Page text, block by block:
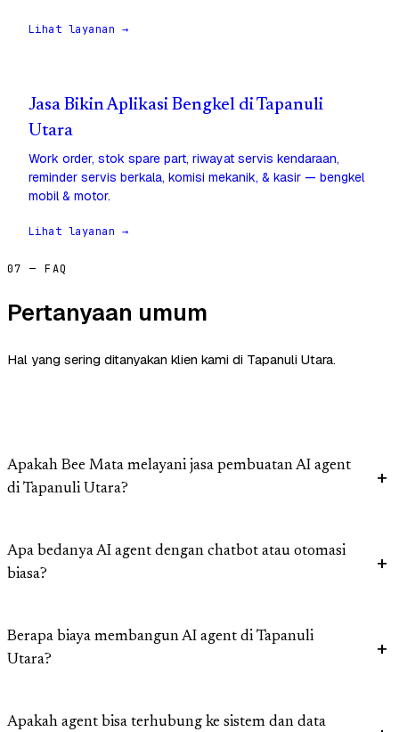
Lihat layanan →
Jasa Bikin Aplikasi Bengkel di Tapanuli
Utara
Work order, stok spare part, riwayat servis kendaraan,
reminder servis berkala, komisi mekanik, & kasir — bengkel
mobil & motor.
Lihat layanan →
07 — FAQ
Pertanyaan umum
Hal yang sering ditanyakan klien kami di Tapanuli Utara.
Apakah Bee Mata melayani jasa pembuatan AI agent
di Tapanuli Utara?
Apa bedanya AI agent dengan chatbot atau otomasi
biasa?
Berapa biaya membangun AI agent di Tapanuli
Utara?
Apakah agent bisa terhubung ke sistem dan data